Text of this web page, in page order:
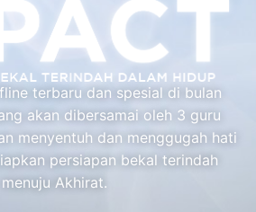
terbaru dan spesial di bulan
akan dibersamai oleh 3 guru
menyentuh dan menggugah hati
persiapan bekal terindah
menuju Akhirat.